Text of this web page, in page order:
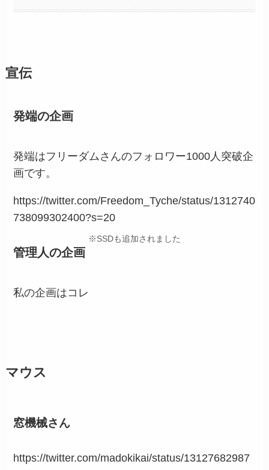
宣伝
発端の企画
発端はフリーダムさんのフォロワー1000人突破企
画です。
https://twitter.com/Freedom_Tyche/status/1312740
738099302400?s=20
※SSDも追加されました
管理人の企画
私の企画はコレ
マウス
窓機械さん
https://twitter.com/madokikai/status/13127682987